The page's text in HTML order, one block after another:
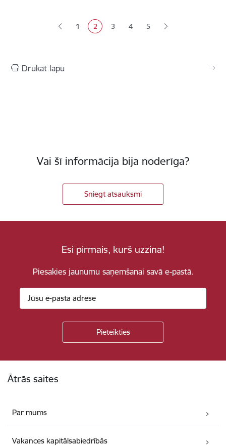
Lapa
1 Pašreizējā lapa
2 Lapa
3 Lapa
4 Lapa
5
Drukāt lapu
Vai šī informācija bija noderīga?
Sniegt atsauksmi
Esi pirmais, kurš uzzina!
Piesakies jaunumu saņemšanai savā e-pastā.
Ātrās saites
Par mums
Vakances kapitālsabiedrībās